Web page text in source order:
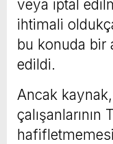
veya iptal
ihtimali
bu konuda bir
edildi.
Ancak
çalışanlarının